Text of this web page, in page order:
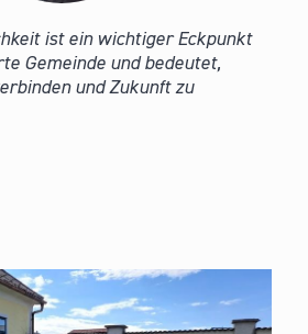
ist ein wichtiger Eckpunkt
Gemeinde und bedeutet,
und Zukunft zu